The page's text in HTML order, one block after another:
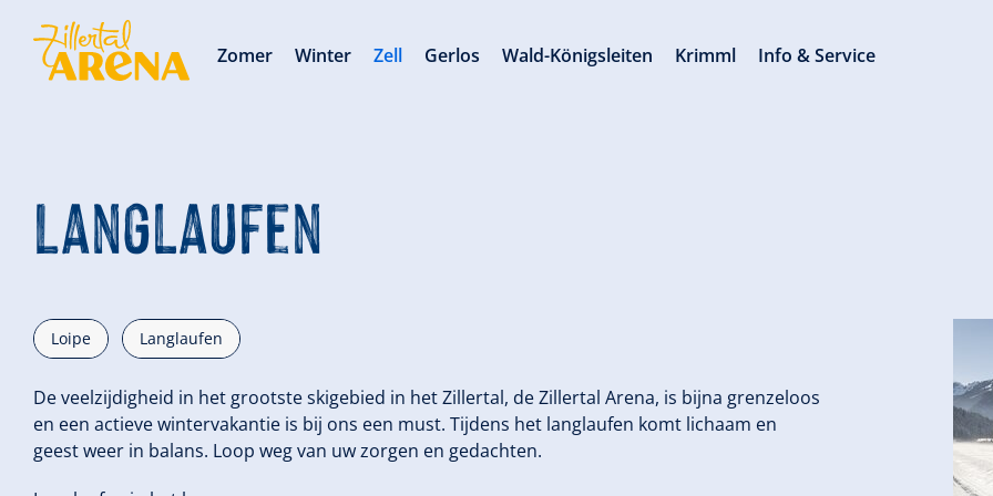
Langlaufen
Loipe Langlaufen
De veelzijdigheid in het grootste skigebied in het Zillertal, de Zillertal Arena, is bijna grenzeloos
en een actieve wintervakantie is bij ons een must. Tijdens het langlaufen komt lichaam en
geest weer in balans. Loop weg van uw zorgen en gedachten.
Zomer Winter Zell Gerlos Wald-Königsleiten Krimml Info & Service